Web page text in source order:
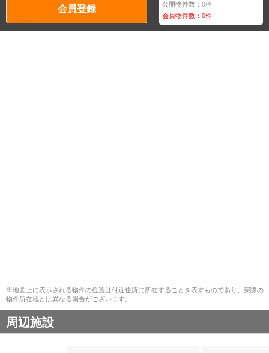
会員登録 公開物件数：0件
会員物件数：0件
※地図上に表示される物件の位置は付近住所に所在することを表すものであり、実際の
物件所在地とは異なる場合がございます。
周辺施設